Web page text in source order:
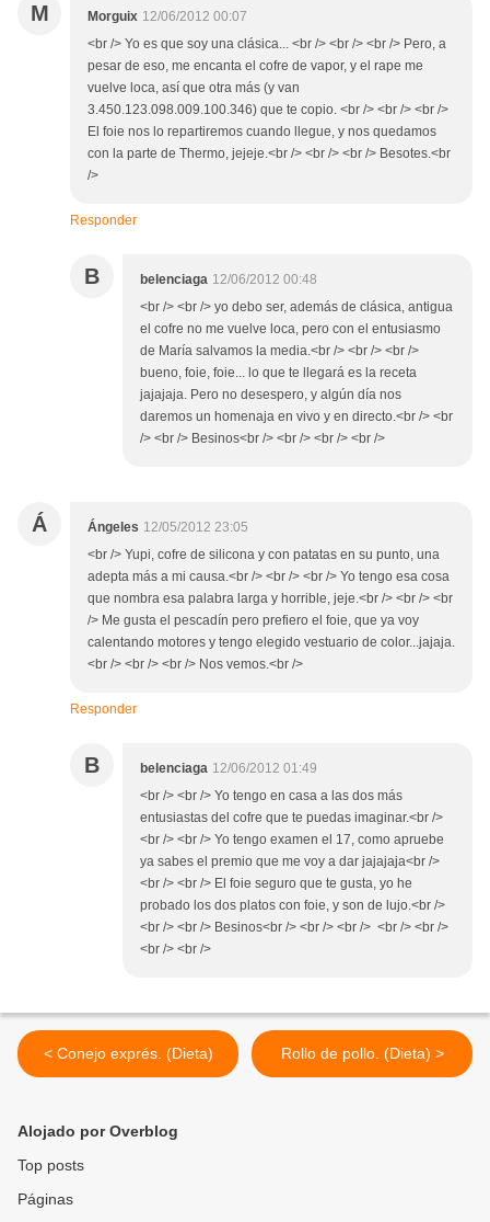
M Morguix 12/06/2012 00:07
<br /> Yo es que soy una clásica... <br /> <br /> <br /> Pero, a
pesar de eso, me encanta el cofre de vapor, y el rape me
vuelve loca, así que otra más (y van
3.450.123.098.009.100.346) que te copio. <br /> <br /> <br />
El foie nos lo repartiremos cuando llegue, y nos quedamos
con la parte de Thermo, jejeje.<br /> <br /> <br /> Besotes.<br
/>
Responder
B belenciaga 12/06/2012 00:48
<br /> <br /> yo debo ser, además de clásica, antigua
el cofre no me vuelve loca, pero con el entusiasmo
de María salvamos la media.<br /> <br /> <br />
bueno, foie, foie... lo que te llegará es la receta
jajajaja. Pero no desespero, y algún día nos
daremos un homenaja en vivo y en directo.<br /> <br
/> <br /> Besinos<br /> <br /> <br /> <br />
Á Ángeles 12/05/2012 23:05
<br /> Yupi, cofre de silicona y con patatas en su punto, una
adepta más a mi causa.<br /> <br /> <br /> Yo tengo esa cosa
que nombra esa palabra larga y horrible, jeje.<br /> <br /> <br
/> Me gusta el pescadín pero prefiero el foie, que ya voy
calentando motores y tengo elegido vestuario de color...jajaja.
<br /> <br /> <br /> Nos vemos.<br />
Responder
B belenciaga 12/06/2012 01:49
<br /> <br /> Yo tengo en casa a las dos más
entusiastas del cofre que te puedas imaginar.<br />
<br /> <br /> Yo tengo examen el 17, como apruebe
ya sabes el premio que me voy a dar jajajaja<br />
<br /> <br /> El foie seguro que te gusta, yo he
probado los dos platos con foie, y son de lujo.<br />
<br /> <br /> Besinos<br /> <br /> <br /> <br /> <br />
<br /> <br />
< Conejo exprés. (Dieta) Rollo de pollo. (Dieta) >
Alojado por Overblog
Top posts
Páginas